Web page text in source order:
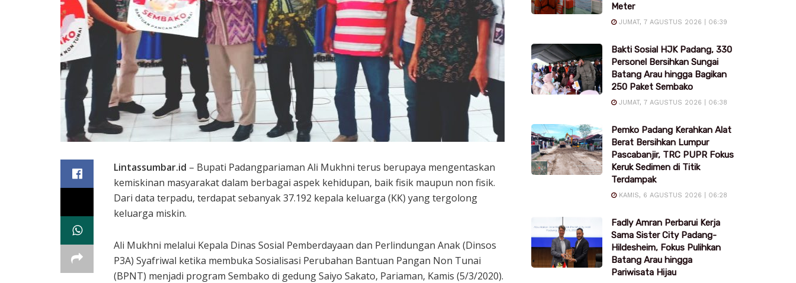
Lintassumbar.id – Bupati Padangpariaman Ali Mukhni terus berupaya mengentaskan
kemiskinan masyarakat dalam berbagai aspek kehidupan, baik fisik maupun non fisik.
Dari data terpadu, terdapat sebanyak 37.192 kepala keluarga (KK) yang tergolong
keluarga miskin.
Ali Mukhni melalui Kepala Dinas Sosial Pemberdayaan dan Perlindungan Anak (Dinsos
P3A) Syafriwal ketika membuka Sosialisasi Perubahan Bantuan Pangan Non Tunai
(BPNT) menjadi program Sembako di gedung Saiyo Sakato, Pariaman, Kamis (5/3/2020).
Meter
JUMAT, 7 AGUSTUS 2026 | 06:39
Bakti Sosial HJK Padang, 330
Personel Bersihkan Sungai
Batang Arau hingga Bagikan
250 Paket Sembako
JUMAT, 7 AGUSTUS 2026 | 06:38
Pemko Padang Kerahkan Alat
Berat Bersihkan Lumpur
Pascabanjir, TRC PUPR Fokus
Keruk Sedimen di Titik
Terdampak
KAMIS, 6 AGUSTUS 2026 | 06:28
Fadly Amran Perbarui Kerja
Sama Sister City Padang-
Hildesheim, Fokus Pulihkan
Batang Arau hingga
Pariwisata Hijau